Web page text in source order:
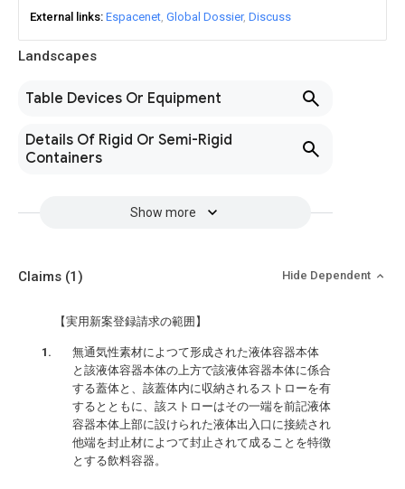
Landscapes
Table Devices Or Equipment
Details Of Rigid Or Semi-Rigid
Containers
Show more
External links Espacenet Global Dossier Discuss
Claims (1) Hide Dependent
【実用新案登録請求の範囲】
無通気性素材によつて形成された液体容器本体
と該液体容器本体の上方で該液体容器本体に係合
する蓋体と、該蓋体内に収納されるストローを有
するとともに、該ストローはその一端を前記液体
容器本体上部に設けられた液体出入口に接続され
他端を封止材によつて封止されて成ることを特徴
とする飲料容器。